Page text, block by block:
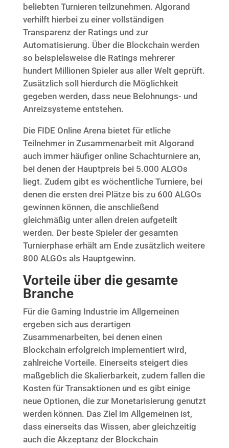
beliebten Turnieren teilzunehmen. Algorand
verhilft hierbei zu einer vollständigen
Transparenz der Ratings und zur
Automatisierung. Über die Blockchain werden
so beispielsweise die Ratings mehrerer
hundert Millionen Spieler aus aller Welt geprüft.
Zusätzlich soll hierdurch die Möglichkeit
gegeben werden, dass neue Belohnungs- und
Anreizsysteme entstehen.
Die FIDE Online Arena bietet für etliche
Teilnehmer in Zusammenarbeit mit Algorand
auch immer häufiger online Schachturniere an,
bei denen der Hauptpreis bei 5.000 ALGOs
liegt. Zudem gibt es wöchentliche Turniere, bei
denen die ersten drei Plätze bis zu 600 ALGOs
gewinnen können, die anschließend
gleichmäßig unter allen dreien aufgeteilt
werden. Der beste Spieler der gesamten
Turnierphase erhält am Ende zusätzlich weitere
800 ALGOs als Hauptgewinn.
Vorteile über die gesamte
Branche
Für die Gaming Industrie im Allgemeinen
ergeben sich aus derartigen
Zusammenarbeiten, bei denen einen
Blockchain erfolgreich implementiert wird,
zahlreiche Vorteile. Einerseits steigert dies
maßgeblich die Skalierbarkeit, zudem fallen die
Kosten für Transaktionen und es gibt einige
neue Optionen, die zur Monetarisierung genutzt
werden können. Das Ziel im Allgemeinen ist,
dass einerseits das Wissen, aber gleichzeitig
auch die Akzeptanz der Blockchain